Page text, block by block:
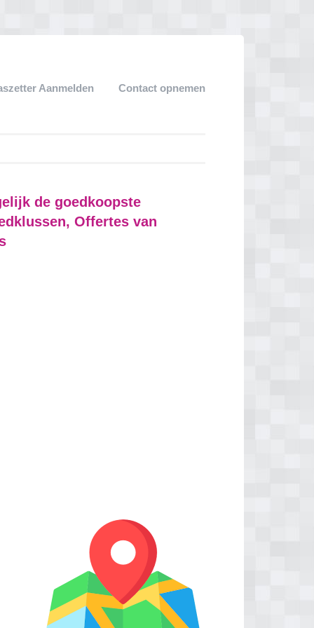
Aanmelden Contact opnemen
de goedkoopste
Offertes van